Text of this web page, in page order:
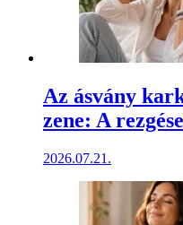
Az ásvány
zene: A
2026.07.21.